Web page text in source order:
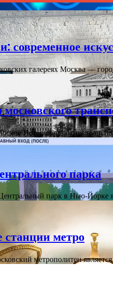
современное
галереях Москва —
История развития
парка
парк в Нью-
метро
метрополитен